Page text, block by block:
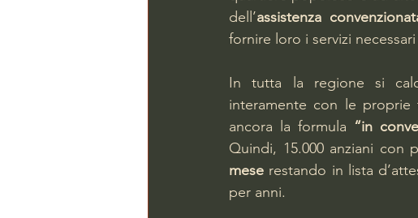
dell’assistenza
fornire loro i servizi
In tutta la regione si
interamente con le
ancora la formula “in
Quindi, 15.000 anziani con
mese restando in lista
per anni.